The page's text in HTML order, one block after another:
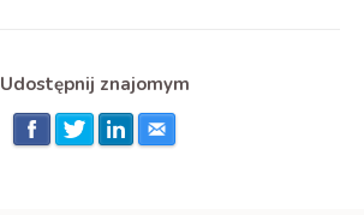
Udostępnij znajomym